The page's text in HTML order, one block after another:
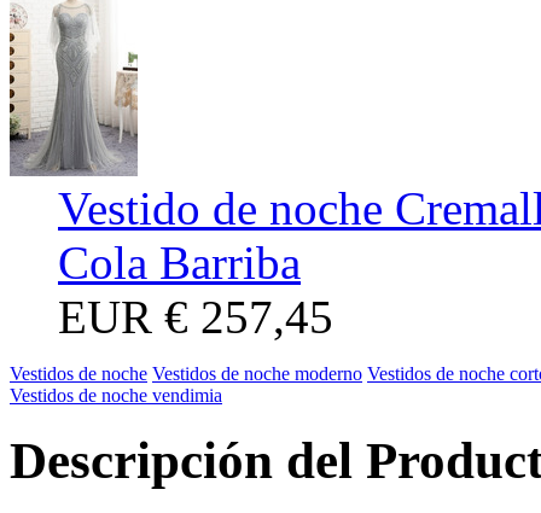
Vestido de noche
Cola Barriba
EUR € 257,45
Vestidos de noche Vestidos de noche moderno Vestidos de noche
Vestidos de noche vendimia
Descripción del